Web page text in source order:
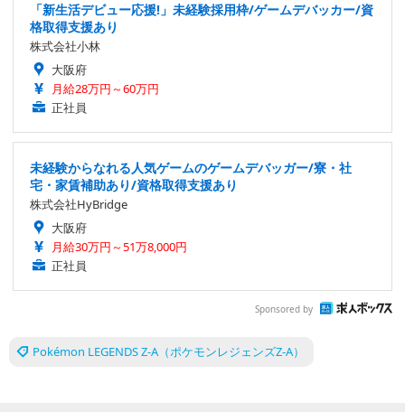
「新生活デビュー応援!」未経験採用枠/ゲームデバッカー/資
格取得支援あり
株式会社小林
大阪府
月給28万円～60万円
正社員
未経験からなれる人気ゲームのゲームデバッガー/寮・社
宅・家賃補助あり/資格取得支援あり
株式会社HyBridge
大阪府
月給30万円～51万8,000円
正社員
Sponsored by
Pokémon LEGENDS Z-A（ポケモンレジェンズZ-A）